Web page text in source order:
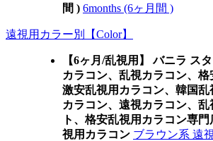
間 ) 6months (6ヶ月間 )
遠視用カラー別【Color】
【6ヶ月/乱視用】 バニラ ス
カラコン、乱視カラコン、格
激安乱視用カラコン、韓国乱
カラコン、遠視カラコン、
ト、格安乱視用カラコン専
視用カラコン ブラウン系 遠